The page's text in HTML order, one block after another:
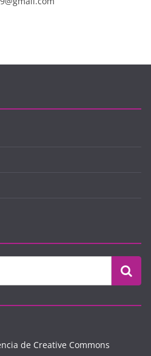
de Creative Commons